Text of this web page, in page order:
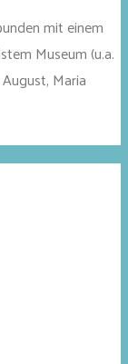
mit einem
Museum (u.a.
Maria